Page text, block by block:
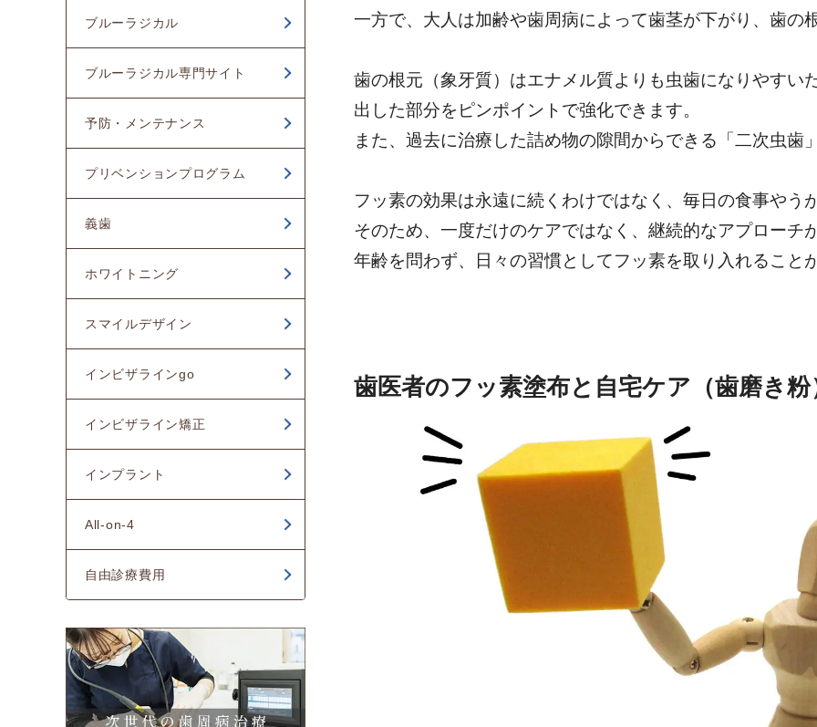
一方で、大人は加齢や歯周病によって歯茎が下がり、歯の
歯の根元（象牙質）はエナメル質よりも虫歯になりやすい
出した部分をピンポイントで強化できます。
また、過去に治療した詰め物の隙間からできる「二次虫歯
フッ素の効果は永遠に続くわけではなく、毎日の食事やう
そのため、一度だけのケアではなく、継続的なアプローチ
年齢を問わず、日々の習慣としてフッ素を取り入れること
歯医者のフッ素塗布と自宅ケア（歯磨き
2022年11月
ブルーラジカル
ブルーラジカル専門サイト
予防・メンテナンス
プリベンションプログラム
義歯
ホワイトニング
スマイルデザイン
インビザラインgo
インビザライン矯正
インプラント
All-on-4
自由診療費用